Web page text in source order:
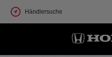
Händlersuche